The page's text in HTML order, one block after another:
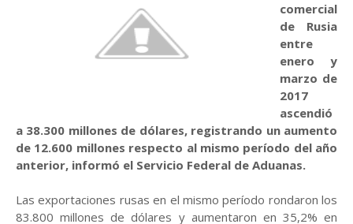
comercial
de Rusia
entre
enero y
marzo de
2017
ascendió
a 38.300 millones de dólares, registrando un aumento
de 12.600 millones respecto al mismo período del año
anterior, informó el Servicio Federal de Aduanas.
Las exportaciones rusas en el mismo período rondaron los
83.800 millones de dólares y aumentaron en 35,2% en